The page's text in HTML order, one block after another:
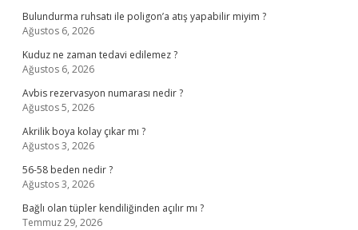
Bulundurma ruhsatı ile poligon’a atış yapabilir miyim ?
Ağustos 6, 2026
Kuduz ne zaman tedavi edilemez ?
Ağustos 6, 2026
Avbis rezervasyon numarası nedir ?
Ağustos 5, 2026
Akrilik boya kolay çıkar mı ?
Ağustos 3, 2026
56-58 beden nedir ?
Ağustos 3, 2026
Bağlı olan tüpler kendiliğinden açılır mı ?
Temmuz 29, 2026